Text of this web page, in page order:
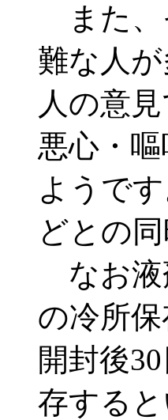
また、
難な人
人の意
悪心・
ようで
どとの
なお液
の冷所
開封後
存する